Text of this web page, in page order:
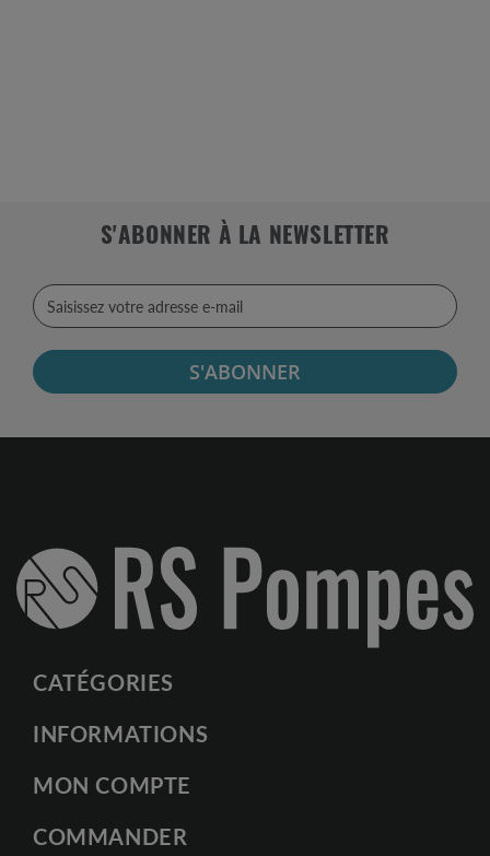
S'ABONNER À LA NEWSLETTER
S'ABONNER
CATÉGORIES
INFORMATIONS
MON COMPTE
COMMANDER